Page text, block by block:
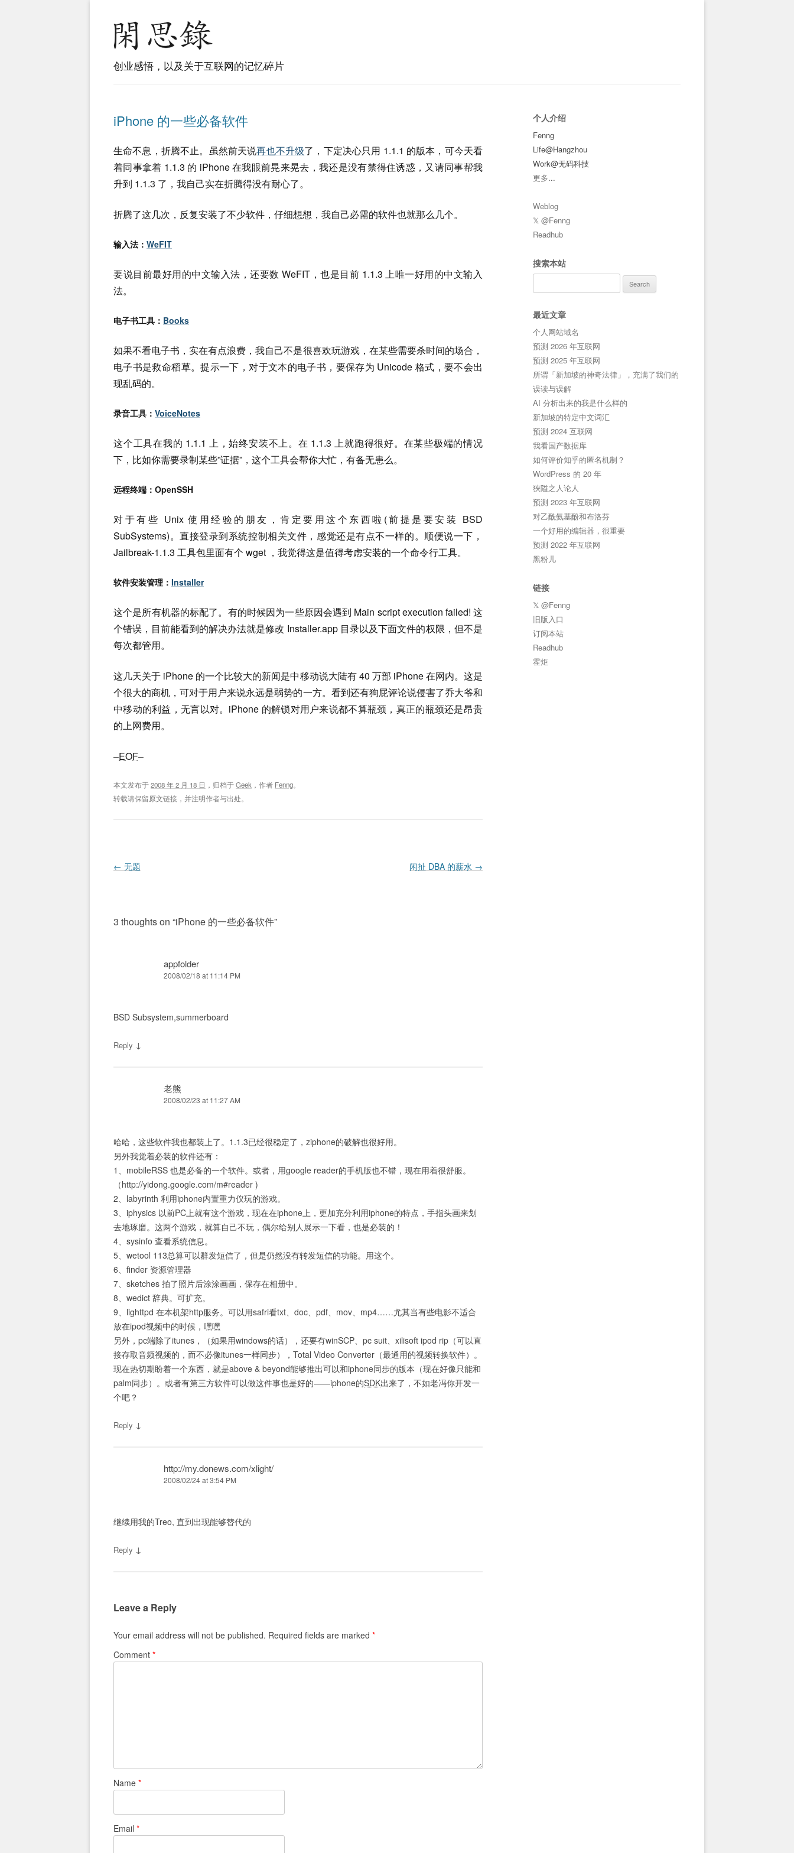
创业感悟，以及关于互联网的记忆碎片
iPhone 的一些必备软件
生命不息，折腾不止。虽然前天说再也不升级了，下定决心只用 1.1.1 的版本，可今天看
着同事拿着 1.1.3 的 iPhone 在我眼前晃来晃去，我还是没有禁得住诱惑，又请同事帮我
升到 1.1.3 了，我自己实在折腾得没有耐心了。
折腾了这几次，反复安装了不少软件，仔细想想，我自己必需的软件也就那么几个。
输入法： WeFIT
要说目前最好用的中文输入法，还要数 WeFIT，也是目前 1.1.3 上唯一好用的中文输入
法。
电子书工具： Books
如果不看电子书，实在有点浪费，我自己不是很喜欢玩游戏，在某些需要杀时间的场合，
电子书是救命稻草。提示一下，对于文本的电子书，要保存为 Unicode 格式，要不会出
现乱码的。
录音工具： VoiceNotes
这个工具在我的 1.1.1 上，始终安装不上。在 1.1.3 上就跑得很好。在某些极端的情况
下，比如你需要录制某些”证据”，这个工具会帮你大忙，有备无患么。
远程终端：OpenSSH
对于有些 Unix 使用经验的朋友，肯定要用这个东西啦(前提是要安装 BSD
SubSystems)。直接登录到系统控制相关文件，感觉还是有点不一样的。顺便说一下，
Jailbreak-1.1.3 工具包里面有个 wget ，我觉得这是值得考虑安装的一个命令行工具。
软件安装管理： Installer
这个是所有机器的标配了。有的时候因为一些原因会遇到 Main script execution failed! 这
个错误，目前能看到的解决办法就是修改 Installer.app 目录以及下面文件的权限，但不是
每次都管用。
这几天关于 iPhone 的一个比较大的新闻是中移动说大陆有 40 万部 iPhone 在网内。这是
个很大的商机，可对于用户来说永远是弱势的一方。看到还有狗屁评论说侵害了乔大爷和
中移动的利益，无言以对。iPhone 的解锁对用户来说都不算瓶颈，真正的瓶颈还是昂贵
的上网费用。
–EOF–
本文发布于2008 年 2 月 18 日 ，归档于Geek ，作者 Fenng。
转载请保留原文链接，并注明作者与出处。
Post navigation
← 无题 闲扯 DBA 的薪水 →
3 thoughts on “iPhone 的一些必备软件”
appfolder
2008/02/18 at 11:14 PM
BSD Subsystem,summerboard
Reply ↓
老熊
2008/02/23 at 11:27 AM
哈哈，这些软件我也都装上了。1.1.3已经很稳定了，ziphone的破解也很好用。
另外我觉着必装的软件还有：
1、mobileRSS 也是必备的一个软件。或者，用google reader的手机版也不错，现在用着很舒服。
（http://yidong.google.com/m#reader )
2、labyrinth 利用iphone内置重力仪玩的游戏。
3、iphysics 以前PC上就有这个游戏，现在在iphone上，更加充分利用iphone的特点，手指头画来划
去地琢磨。这两个游戏，就算自己不玩，偶尔给别人展示一下看，也是必装的！
4、sysinfo 查看系统信息。
5、wetool 113总算可以群发短信了，但是仍然没有转发短信的功能。用这个。
6、finder 资源管理器
7、sketches 拍了照片后涂涂画画，保存在相册中。
8、wedict 辞典。可扩充。
9、lighttpd 在本机架http服务。可以用safri看txt、doc、pdf、mov、mp4……尤其当有些电影不适合
放在ipod视频中的时候，嘿嘿
另外，pc端除了itunes，（如果用windows的话），还要有winSCP、pc suit、xilisoft ipod rip（可以直
接存取音频视频的，而不必像itunes一样同步），Total Video Converter（最通用的视频转换软件）。
现在热切期盼着一个东西，就是above & beyond能够推出可以和iphone同步的版本（现在好像只能和
palm同步）。或者有第三方软件可以做这件事也是好的——iphone的SDK出来了，不如老冯你开发一
个吧？
Reply ↓
http://my.donews.com/xlight/
2008/02/24 at 3:54 PM
继续用我的Treo, 直到出现能够替代的
Reply ↓
Leave a Reply
Your email address will not be published. Required fields are marked *
Comment *
Name *
Email *
个人介绍
Fenng
Life@Hangzhou
Work@无码科技
更多...
Weblog
𝕏 @Fenng
Readhub
搜索本站
for:
最近文章
个人网站域名
预测 2026 年互联网
预测 2025 年互联网
所谓「新加坡的神奇法律」，充满了我们的
误读与误解
AI 分析出来的我是什么样的
新加坡的特定中文词汇
预测 2024 互联网
我看国产数据库
如何评价知乎的匿名机制？
WordPress 的 20 年
狹隘之人论人
预测 2023 年互联网
对乙酰氨基酚和布洛芬
一个好用的编辑器，很重要
预测 2022 年互联网
黑粉儿
链接
𝕏 @Fenng
旧版入口
订阅本站
Readhub
霍炬